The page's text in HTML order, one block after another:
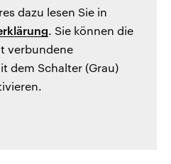
dazu lesen Sie in
. Sie können die
verbundene
dem Schalter (Grau)